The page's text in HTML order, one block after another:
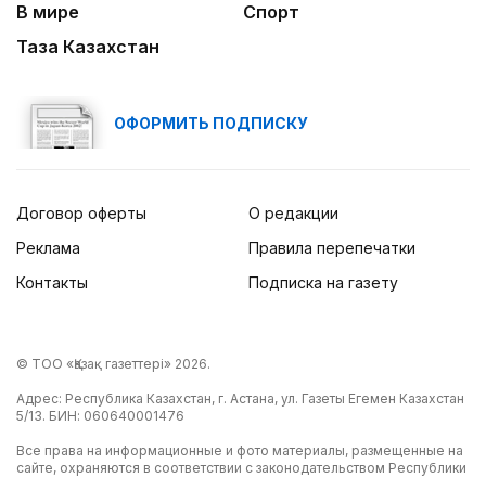
В мире
Спорт
Таза Казахстан
ОФОРМИТЬ ПОДПИСКУ
Договор оферты
Реклама
Контакты
О редакции
Правила перепечатки
Подписка на газету
© ТОО «Қазақ газеттері» 2026.
Адрес: Республика Казахстан, г. Астана, ул. Газеты Егемен Казахстан
5/13. БИН: 060640001476
Все права на информационные и фото материалы, размещенные на
сайте, охраняются в соответствии с законодательством Республики